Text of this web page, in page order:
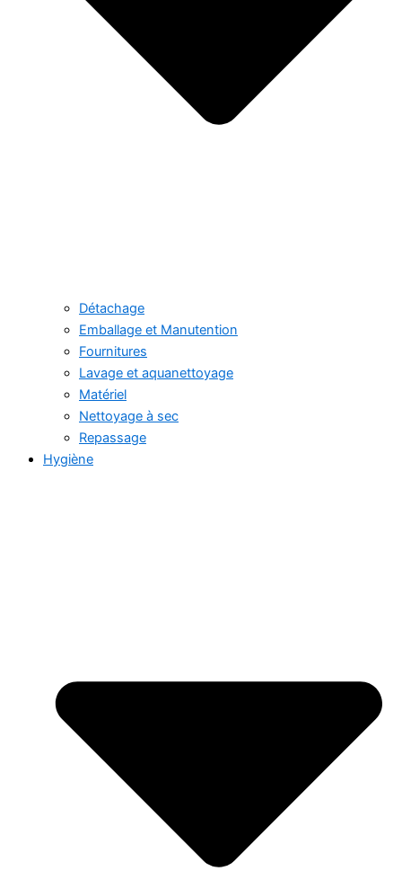
Détachage
Emballage et Manutention
Fournitures
Lavage et aquanettoyage
Matériel
Nettoyage à sec
Repassage
Hygiène